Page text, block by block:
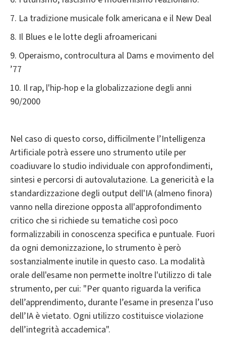
7. La tradizione musicale folk americana e il New Deal
8. Il Blues e le lotte degli afroamericani
9. Operaismo, controcultura al Dams e movimento del
’77
10. Il rap, l'hip-hop e la globalizzazione degli anni
90/2000
Nel caso di questo corso, difficilmente l’Intelligenza
Artificiale potrà essere uno strumento utile per
coadiuvare lo studio individuale con approfondimenti,
sintesi e percorsi di autovalutazione. La genericità e la
standardizzazione degli output dell'IA (almeno finora)
vanno nella direzione opposta all'approfondimento
critico che si richiede su tematiche così poco
formalizzabili in conoscenza specifica e puntuale. Fuori
da ogni demonizzazione, lo strumento è però
sostanzialmente inutile in questo caso. La modalità
orale dell'esame non permette inoltre l'utilizzo di tale
strumento, per cui: "Per quanto riguarda la verifica
dell’apprendimento, durante l’esame in presenza l’uso
dell’IA è vietato. Ogni utilizzo costituisce violazione
dell’integrità accademica".